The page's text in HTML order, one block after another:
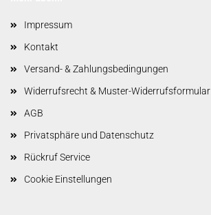
Impressum
Kontakt
Versand- & Zahlungsbedingungen
Widerrufsrecht & Muster-Widerrufsformular
AGB
Privatsphäre und Datenschutz
Rückruf Service
Cookie Einstellungen